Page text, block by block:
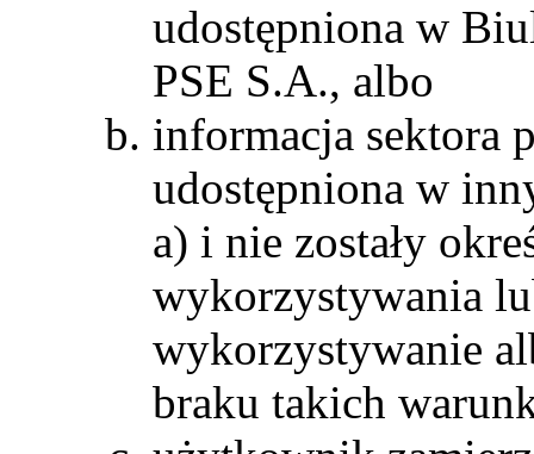
udostępniona w
PSE S.A., albo
informacja sektora
udostępniona w
a) i nie zostały
wykorzystywania
wykorzystywanie
braku takich